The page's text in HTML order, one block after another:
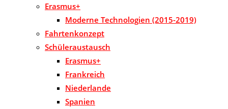
Erasmus+
Moderne Technologien (2015-2019)
Fahrtenkonzept
Schüleraustausch
Erasmus+
Frankreich
Niederlande
Spanien